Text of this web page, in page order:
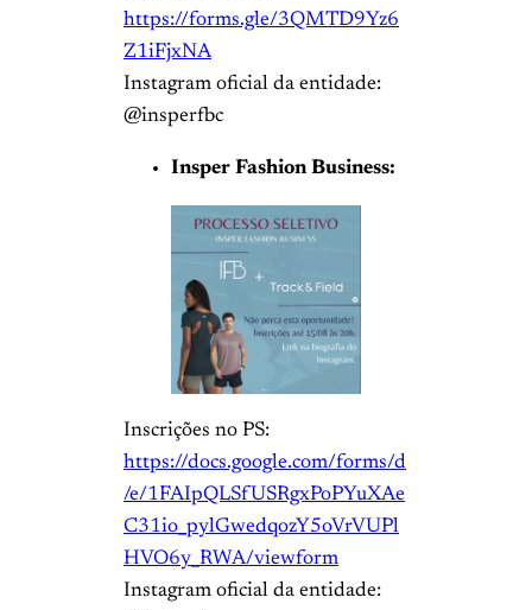
https://forms.gle/3QMTD9Yz6
Z1iFjxNA
Instagram oficial da entidade:
@insperfbc
Insper Fashion Business:
Inscrições no PS:
https://docs.google.com/forms/d
/e/1FAIpQLSfUSRgxPoPYuXAe
C31io_pylGwedqozY5oVrVUPl
HVO6y_RWA/viewform
Instagram oficial da entidade: